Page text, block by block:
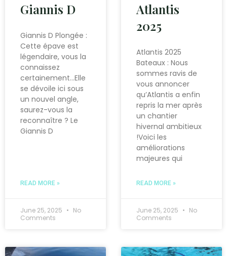
Giannis D
Giannis D Plongée :
Cette épave est
légendaire, vous la
connaissez
certainement…Elle
se dévoile ici sous
un nouvel angle,
saurez-vous la
reconnaître ? Le
Giannis D
READ MORE »
June 25, 2025
No
Comments
Atlantis
2025
Atlantis 2025
Bateaux : Nous
sommes ravis de
vous annoncer
qu’Atlantis a enfin
repris la mer après
un chantier
hivernal ambitieux
!Voici les
améliorations
majeures qui
READ MORE »
June 25, 2025
No
Comments